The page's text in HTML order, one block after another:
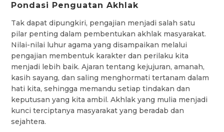
Pondasi Penguatan Akhlak
Tak dapat dipungkiri, pengajian menjadi salah satu
pilar penting dalam pembentukan akhlak masyarakat.
Nilai-nilai luhur agama yang disampaikan melalui
pengajian membentuk karakter dan perilaku kita
menjadi lebih baik. Ajaran tentang kejujuran, amanah,
kasih sayang, dan saling menghormati tertanam dalam
hati kita, sehingga memandu setiap tindakan dan
keputusan yang kita ambil. Akhlak yang mulia menjadi
kunci terciptanya masyarakat yang beradab dan
sejahtera.